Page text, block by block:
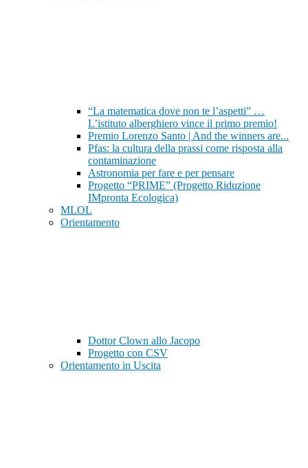
“La matematica dove non te l’aspetti” …
L’istituto alberghiero vince il primo premio!
Premio Lorenzo Santo | And the winners are...
Pfas: la cultura della prassi come risposta alla
contaminazione
Astronomia per fare e per pensare
Progetto “PRIME” (Progetto Riduzione
IMpronta Ecologica)
MLOL
Orientamento
Dottor Clown allo Jacopo
Progetto con CSV
Orientamento in Uscita